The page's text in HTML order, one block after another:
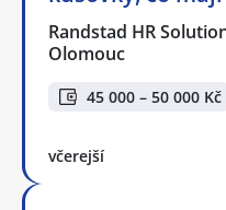
Randstad HR
Olomouc
45 000 – 50 000 Kč
včerejší